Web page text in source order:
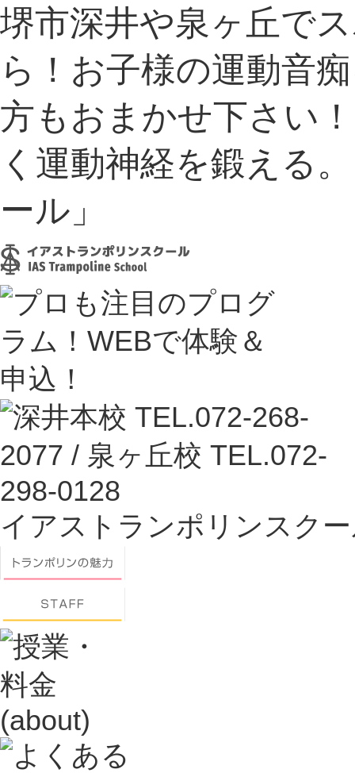
堺市深井や泉ヶ丘で
ら！お子様の運動音
方もおまかせ下さい
く運動神経を鍛える
ール」
イアストランポリンスク